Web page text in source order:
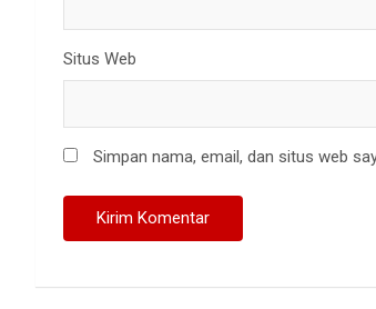
Situs Web
Simpan nama, email, dan situs web